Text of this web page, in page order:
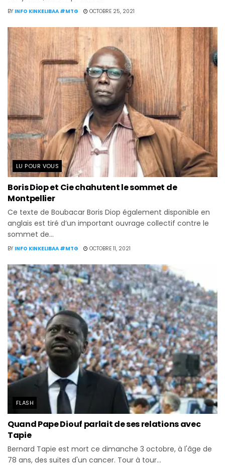
BY INFO KINKELIBAA #MTG OCTOBRE 25, 2021
LU POUR VOUS
Boris Diop et Cie chahutent le sommet de
Montpellier
Ce texte de Boubacar Boris Diop également disponible en
anglais est tiré d’un important ouvrage collectif contre le
sommet de...
BY INFO KINKELIBAA #MTG OCTOBRE 11, 2021
FLASH
Quand Pape Diouf parlait de ses relations avec
Tapie
Bernard Tapie est mort ce dimanche 3 octobre, à l'âge de
78 ans, des suites d'un cancer. Tour à tour...